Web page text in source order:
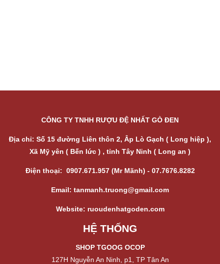
CÔNG TY TNHH RƯỢU ĐỆ NHẤT GÒ ĐEN
Địa chỉ: Số 15 đường Liên thôn 2, Âp Lò Gạch ( Long hiệp ),
Xã Mỹ yên ( Bến lức ) , tỉnh Tây Ninh ( Long an )
Điện thoại: 0907.671.957 (Mr Mãnh) - 07.7676.8282
Email: tanmanh.truong@gmail.com
Website: ruoudenhatgoden.com
HỆ THỐNG
SHOP TGOOG OCOP
127H Nguyễn An Ninh, p1, TP Tân An